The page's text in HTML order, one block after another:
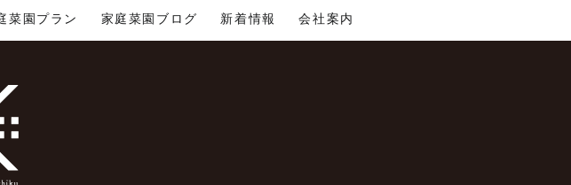
菜園プラン 家庭菜園ブログ 新着情報 会社案内